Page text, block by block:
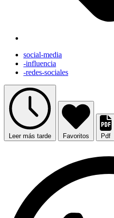
social-media
-influencia
-redes-sociales
Leer más tarde Favoritos Pdf